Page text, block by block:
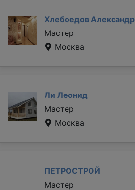
Хлебоедов Александр
Мастер
Москва
Ли Леонид
Мастер
Москва
ПЕТРОСТРОЙ
Мастер